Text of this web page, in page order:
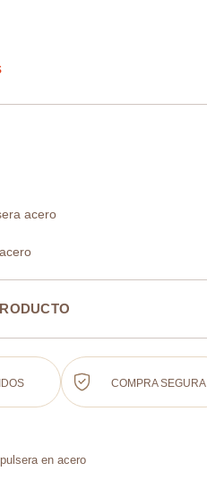
acero
COMPRA SEGURA
en acero